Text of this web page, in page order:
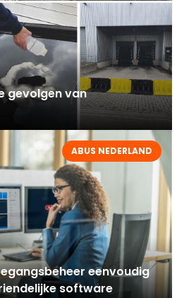
gevolgen van
ABUS NEDERLAND
eenvoudig
software